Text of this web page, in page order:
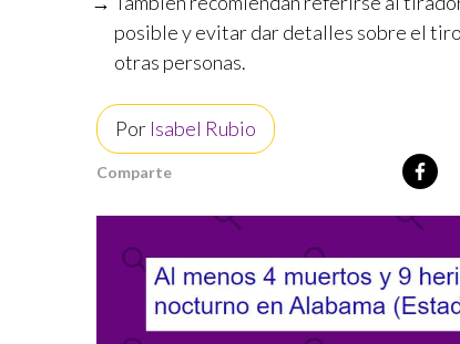
posible y evitar dar detalles sobre el
otras personas.
Por Isabel Rubio
Comparte